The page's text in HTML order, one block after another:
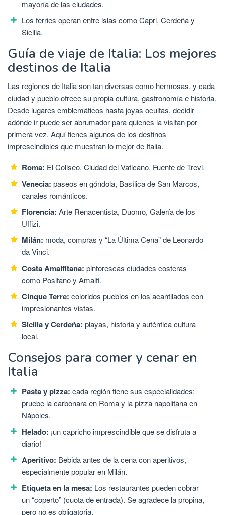
mayoría de las ciudades.
Los ferries operan entre islas como Capri, Cerdeña y
Sicilia.
Guía de viaje de Italia: Los mejores
destinos de Italia
Las regiones de Italia son tan diversas como hermosas, y cada
ciudad y pueblo ofrece su propia cultura, gastronomía e historia.
Desde lugares emblemáticos hasta joyas ocultas, decidir
adónde ir puede ser abrumador para quienes la visitan por
primera vez. Aquí tienes algunos de los destinos
imprescindibles que muestran lo mejor de Italia.
Roma: El Coliseo, Ciudad del Vaticano, Fuente de Trevi.
Venecia: paseos en góndola, Basílica de San Marcos,
canales románticos.
Florencia: Arte Renacentista, Duomo, Galería de los
Uffizi.
Milán: moda, compras y “La Última Cena” de Leonardo
da Vinci.
Costa Amalfitana: pintorescas ciudades costeras
como Positano y Amalfi.
Cinque Terre: coloridos pueblos en los acantilados con
impresionantes vistas.
Sicilia y Cerdeña: playas, historia y auténtica cultura
local.
Consejos para comer y cenar en
Italia
Pasta y pizza: cada región tiene sus especialidades:
pruebe la carbonara en Roma y la pizza napolitana en
Nápoles.
Helado: ¡un capricho imprescindible que se disfruta a
diario!
Aperitivo: Bebida antes de la cena con aperitivos,
especialmente popular en Milán.
Etiqueta en la mesa: Los restaurantes pueden cobrar
un “coperto” (cuota de entrada). Se agradece la propina,
pero no es obligatoria.